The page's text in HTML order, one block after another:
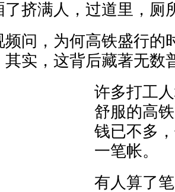
了挤满人，过道里，厕
问，为何高铁盛行的
其实，这背后藏著无数
许多打工
舒服的高
钱已不多
一笔帐。
有人算了